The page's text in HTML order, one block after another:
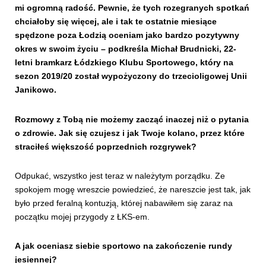
mi ogromną radość. Pewnie, że tych rozegranych spotkań
chciałoby się więcej, ale i tak te ostatnie miesiące
spędzone poza Łodzią oceniam jako bardzo pozytywny
okres w swoim życiu – podkreśla Michał Brudnicki, 22-
letni bramkarz Łódzkiego Klubu Sportowego, który na
sezon 2019/20 został wypożyczony do trzecioligowej Unii
Janikowo.
Rozmowy z Tobą nie możemy zacząć inaczej niż o pytania
o zdrowie. Jak się czujesz i jak Twoje kolano, przez które
straciłeś większość poprzednich rozgrywek?
Odpukać, wszystko jest teraz w należytym porządku. Ze
spokojem mogę wreszcie powiedzieć, że nareszcie jest tak, jak
było przed feralną kontuzją, której nabawiłem się zaraz na
początku mojej przygody z ŁKS-em.
A jak oceniasz siebie sportowo na zakończenie rundy
jesiennej?